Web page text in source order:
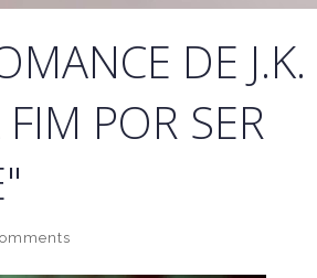
DE J.K.
POR SER